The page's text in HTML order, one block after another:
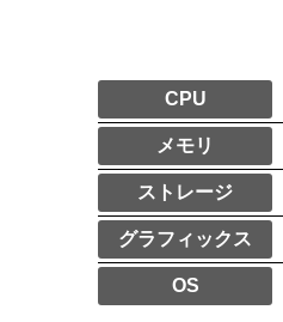
CPU
メモリ
ストレージ
グラフィックス
OS